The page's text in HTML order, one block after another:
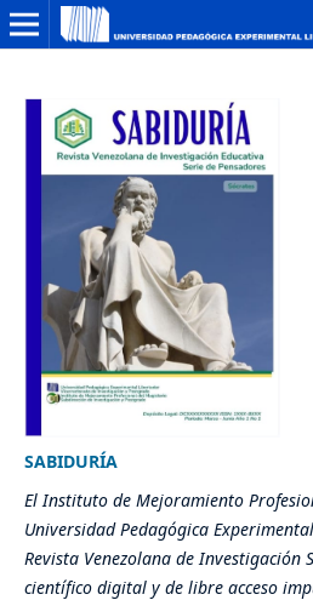
SABIDURÍA
El Instituto de Mejoramiento
Universidad Pedagógica
Revista Venezolana de Investigación
científico digital y de libre acceso